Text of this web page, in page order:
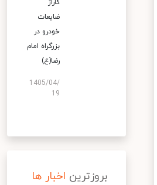
گاراژ
ضایعات
خودرو در
بزرگراه امام
رضا(ع)
1405/04/
19
بروزترین اخبار ها